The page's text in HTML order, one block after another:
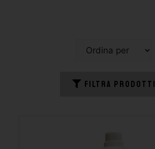
FILTRA PRODOTTI